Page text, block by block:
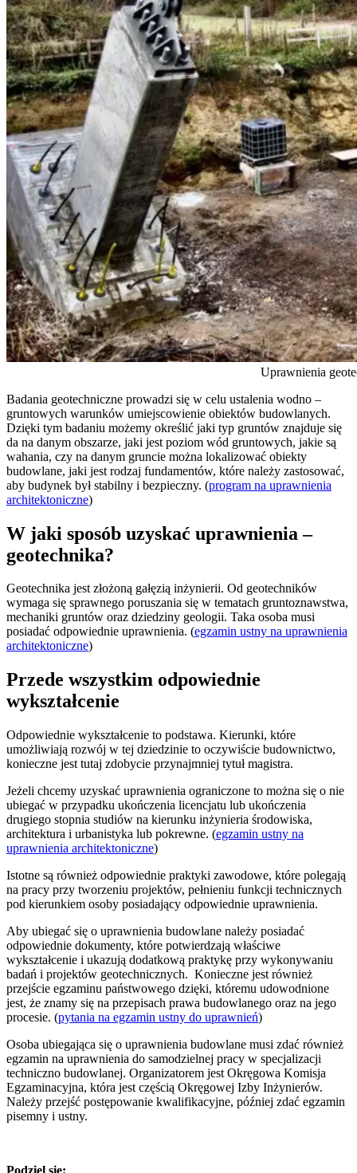
Uprawnienia
Badania geotechniczne prowadzi się w celu ustalenia wodno –
gruntowych warunków umiejscowienie obiektów budowlanych.
Dzięki tym badaniu możemy określić jaki typ gruntów znajduje się
da na danym obszarze, jaki jest poziom wód gruntowych, jakie są
wahania, czy na danym gruncie można lokalizować obiekty
budowlane, jaki jest rodzaj fundamentów, które należy zastosować,
aby budynek był stabilny i bezpieczny. (program na uprawnienia
architektoniczne)
W jaki sposób uzyskać uprawnienia –
geotechnika?
Geotechnika jest złożoną gałęzią inżynierii. Od geotechników
wymaga się sprawnego poruszania się w tematach gruntoznawstwa,
mechaniki gruntów oraz dziedziny geologii. Taka osoba musi
posiadać odpowiednie uprawnienia. (egzamin ustny na uprawnienia
architektoniczne)
Przede wszystkim odpowiednie
wykształcenie
Odpowiednie wykształcenie to podstawa. Kierunki, które
umożliwiają rozwój w tej dziedzinie to oczywiście budownictwo,
konieczne jest tutaj zdobycie przynajmniej tytuł magistra.
Jeżeli chcemy uzyskać uprawnienia ograniczone to można się o nie
ubiegać w przypadku ukończenia licencjatu lub ukończenia
drugiego stopnia studiów na kierunku inżynieria środowiska,
architektura i urbanistyka lub pokrewne. (egzamin ustny na
uprawnienia architektoniczne)
Istotne są również odpowiednie praktyki zawodowe, które polegają
na pracy przy tworzeniu projektów, pełnieniu funkcji technicznych
pod kierunkiem osoby posiadający odpowiednie uprawnienia.
Aby ubiegać się o uprawnienia budowlane należy posiadać
odpowiednie dokumenty, które potwierdzają właściwe
wykształcenie i ukazują dodatkową praktykę przy wykonywaniu
badań i projektów geotechnicznych. Konieczne jest również
przejście egzaminu państwowego dzięki, któremu udowodnione
jest, że znamy się na przepisach prawa budowlanego oraz na jego
procesie. (pytania na egzamin ustny do uprawnień)
Osoba ubiegająca się o uprawnienia budowlane musi zdać również
egzamin na uprawnienia do samodzielnej pracy w specjalizacji
techniczno budowlanej. Organizatorem jest Okręgowa Komisja
Egzaminacyjna, która jest częścią Okręgowej Izby Inżynierów.
Należy przejść postępowanie kwalifikacyjne, później zdać egzamin
pisemny i ustny.